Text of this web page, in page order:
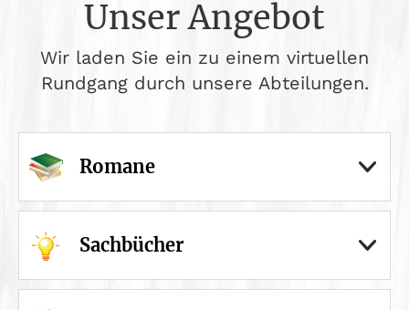
Unser Angebot
Wir laden Sie ein zu einem virtuellen
Rundgang durch unsere Abteilungen.
Romane
Sachbücher